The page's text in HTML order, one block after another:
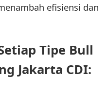
efisiensi dan
Tipe Bull
Jakarta CDI: